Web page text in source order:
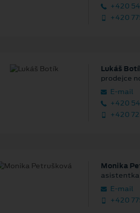
+420
+420
Lukáš
prodejce
E‑mail
+420
+420
Monika
E‑mail
+420